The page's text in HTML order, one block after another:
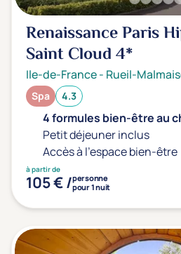
Sport
Yoga
Offres spéciales
Vente Flash & Promo
Offres spéciales Solo
Distance de chez vous
Établissements proches de
Km
Renaissance Paris
Saint Cloud4*
Ile-de-France- Rueil-
Spa 4.3
4 formules bien-être au
Petit déjeuner inclus
Accès à l'espace bien-être
à partir de
105 € /personne
pour 1 nuit